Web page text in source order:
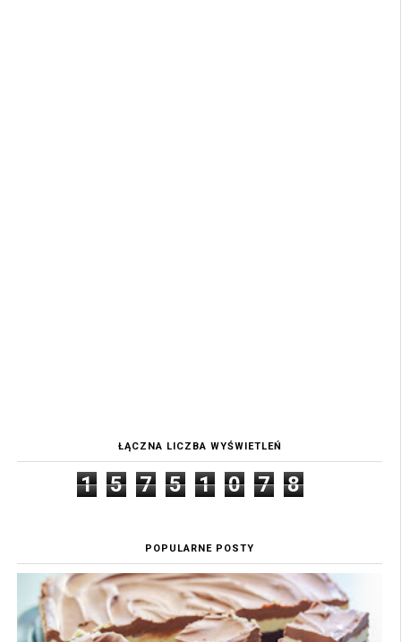
ŁĄCZNA LICZBA WYŚWIETLEŃ
1 5 7 5 1 0 7 8
POPULARNE POSTY